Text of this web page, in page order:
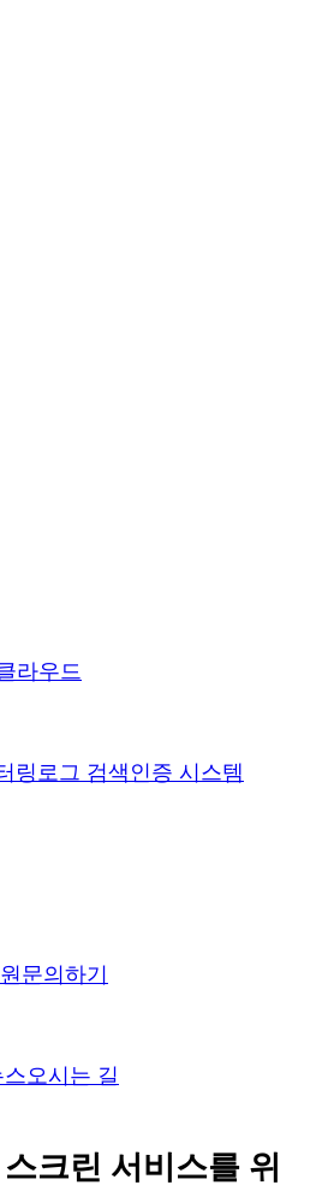
라우드
링로그 검색 인증 시스템
문의하기
스오시는 길
크린 서비스를 위